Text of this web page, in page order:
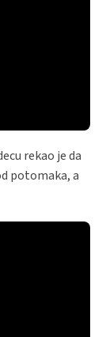
rekao je da
potomaka, a